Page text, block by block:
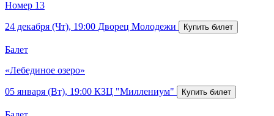
Номер 13
24 декабря (Чт), 19:00 Дворец Молодежи
Балет
«Лебединое озеро»
05 января (Вт), 19:00 КЗЦ "Миллениум"